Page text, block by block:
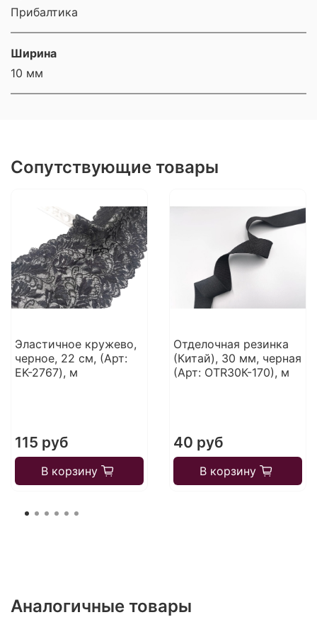
Прибалтика
Ширина
10 мм
Сопутствующие товары
Эластичное кружево,
черное, 22 см, (Арт:
EK-2767), м
115 руб
В корзину
Отделочная резинка
(Китай), 30 мм, черная
(Арт: OTR30К-170), м
40 руб
В корзину
Аналогичные товары